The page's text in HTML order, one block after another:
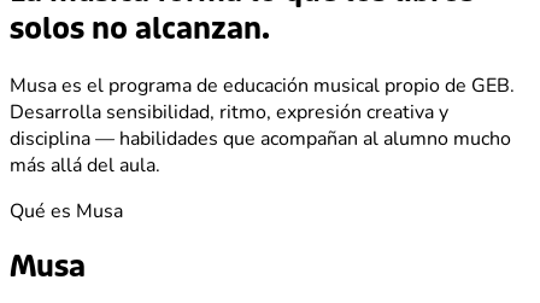
solos no alcanzan.
Musa es el programa de educación musical propio de GEB.
Desarrolla sensibilidad, ritmo, expresión creativa y
disciplina — habilidades que acompañan al alumno mucho
más allá del aula.
Qué es Musa
Musa